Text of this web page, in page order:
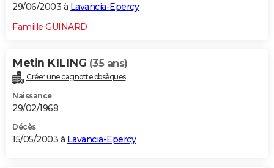
29/06/2003 à Lavancia-Epercy
Famille GUINARD
Metin KILING (35 ans)
Créer une cagnotte obsèques
Naissance
29/02/1968
Décès
15/05/2003 à Lavancia-Epercy